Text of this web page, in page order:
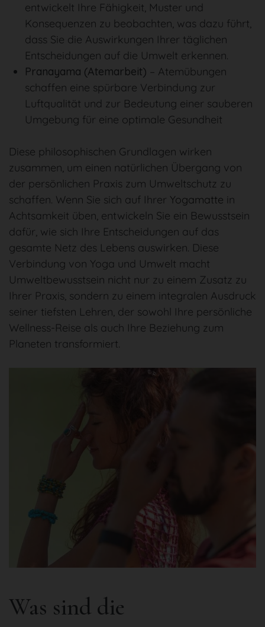
entwickelt Ihre Fähigkeit, Muster und
Konsequenzen zu beobachten, was dazu führt,
dass Sie die Auswirkungen Ihrer täglichen
Entscheidungen auf die Umwelt erkennen.
Pranayama (Atemarbeit) – Atemübungen
schaffen eine spürbare Verbindung zur
Luftqualität und zur Bedeutung einer sauberen
Umgebung für eine optimale Gesundheit
Diese philosophischen Grundlagen wirken
zusammen, um einen natürlichen Übergang von
der persönlichen Praxis zum Umweltschutz zu
schaffen. Wenn Sie sich auf Ihrer Yogamatte in
Achtsamkeit üben, entwickeln Sie ein Bewusstsein
dafür, wie sich Ihre Entscheidungen auf das
gesamte Netz des Lebens auswirken. Diese
Verbindung von Yoga und Umwelt macht
Umweltbewusstsein nicht nur zu einem Zusatz zu
Ihrer Praxis, sondern zu einem integralen Ausdruck
seiner tiefsten Lehren, der sowohl Ihre persönliche
Wellness-Reise als auch Ihre Beziehung zum
Planeten transformiert.
Was sind die